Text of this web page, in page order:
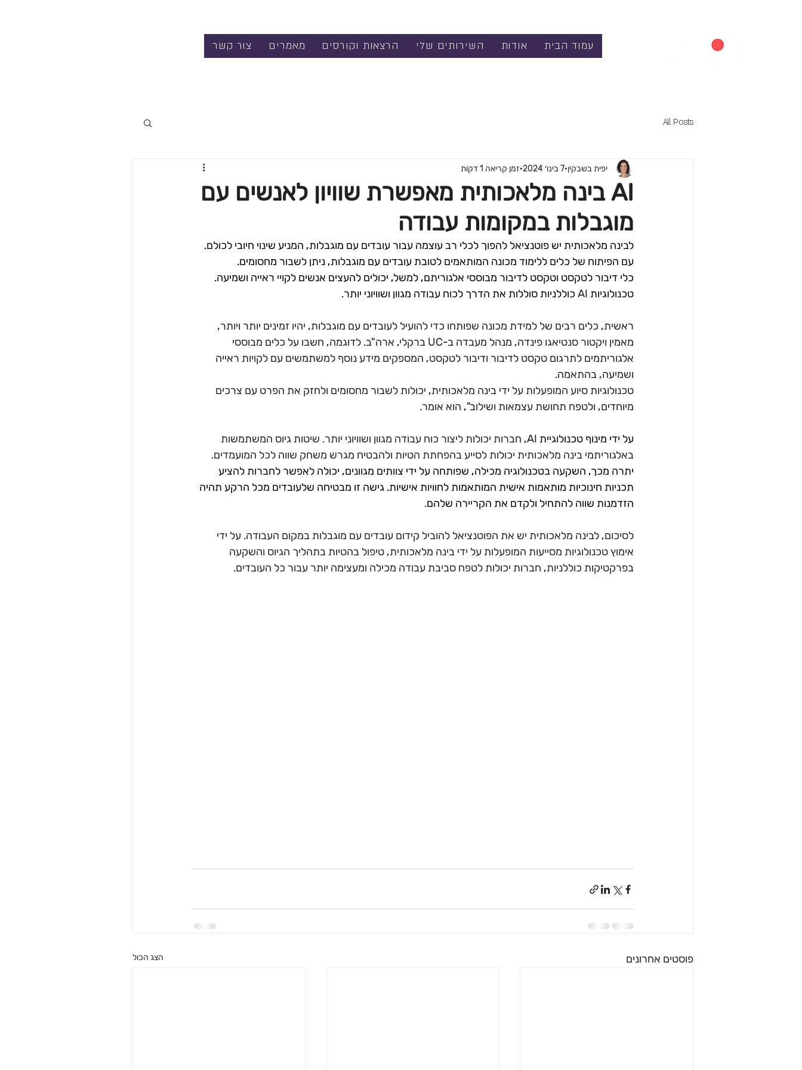
עמוד הבית אודות השירותים שלי הרצאות וקורסים מאמרים צור קשר
All Posts
AI בינה מלאכותית מאפשרת שוויון לאנשים עם
מוגבלות במקומות עבודה
יפית בשבקין 7 בינו׳ 2024 זמן קריאה 1 דקות
לבינה מלאכותית יש פוטנציאל להפוך לכלי רב עוצמה עבור עובדים עם מוגבלות, המניע שינוי חיובי לכולם.
עם הפיתוח של כלים ללימוד מכונה המותאמים לטובת עובדים עם מוגבלות, ניתן לשבור מחסומים.
כלי דיבור לטקסט וטקסט לדיבור מבוססי אלגוריתם, למשל, יכולים להעצים אנשים לקויי ראייה ושמיעה.
טכנולוגיות
כוללניות סוללות את הדרך לכוח עבודה מגוון ושוויוני יותר.
ראשית, כלים רבים של למידת מכונה שפותחו כדי להועיל לעובדים עם מוגבלות, יהיו זמינים יותר ויותר,
מאמין ויקטור סנטיאגו פינדה, מנהל מעבדה ב-UC
ברקלי, ארה"ב. לדוגמה, חשבו על כלים מבוססי
אלגוריתמים לתרגום טקסט לדיבור ודיבור לטקסט, המספקים מידע נוסף למשתמשים עם לקויות ראייה
ושמיעה, בהתאמה.
טכנולוגיות סיוע המופעלות על ידי בינה מלאכותית, יכולות לשבור מחסומים ולחזק את הפרט עם צרכים
מיוחדים, ולטפח תחושת עצמאות ושילוב", הוא אומר.
על ידי מינוף טכנולוגיית
AI, חברות יכולות ליצור כוח עבודה מגוון ושוויוני יותר. שיטות גיוס המשתמשות
באלגוריתמי בינה מלאכותית יכולות לסייע בהפחתת הטיות ולהבטיח מגרש משחק שווה לכל המועמדים.
יתרה מכך, השקעה בטכנולוגיה מכילה, שפותחה על ידי צוותים מגוונים, יכולה לאפשר לחברות להציע
תכניות חינוכיות מותאמות אישית המותאמות לחוויות אישיות. גישה זו מבטיחה שלעובדים מכל הרקע תהיה
הזדמנות שווה להתחיל ולקדם את הקריירה שלהם.
לסיכום, לבינה מלאכותית יש את הפוטנציאל להוביל קידום עובדים עם מוגבלות במקום העבודה. על ידי
אימוץ טכנולוגיות מסייעות המופעלות על ידי בינה מלאכותית, טיפול בהטיות בתהליך הגיוס והשקעה
בפרקטיקות כוללניות, חברות יכולות לטפח סביבת עבודה מכילה ומעצימה יותר עבור כל העובדים.
פוסטים אחרונים הצג הכול